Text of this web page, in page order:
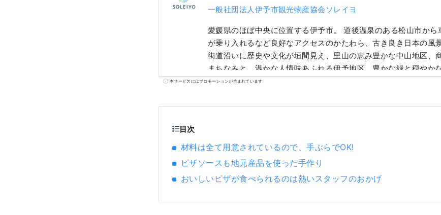
一般社団法人伊予市観光物産協会ソレイヨ
愛媛県のほぼ中央に位置する伊予市。 道後温泉のある松山市か
が乗り入れるなど良好なアクセスのかたわら、古き良き日本の風
街道沿いに歴史や文化が垣間見え、里山の恵み豊かな中山地区、
まちなみと、温かな人情味あふれる伊予地区、豊かな緑と穏やか
かれる双海地区。 3つの個性が彩る土地に、地元の人たちに愛さ
なことをしてみたい」、それ全部、いよしにあるよ！
本サービスにはプロモーションが含まれています
目次
材料は全て用意されているので、手ぶらでOK!
ピザソースも地元産品を使った手作り
おいしいピザが食べられるのは熱いスタッフのおかげ